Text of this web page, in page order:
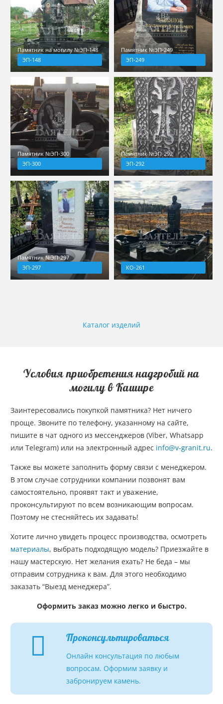
Памятник на могилу №ЭП-148
ЭП-148
Памятник №ЭП-249
ЭП-249
Памятник №ЭП-300
ЭП-300
Памятник №ЭП-292
ЭП-292
Памятник №ЭП-297
ЭП-297
КО-261
Каталог изделий
Условия приобретения надгробий на
могилу в Кашире
Заинтересовались покупкой памятника? Нет ничего
проще. Звоните по телефону, указанному на сайте,
пишите в чат одного из мессенджеров (Viber, Whatsapp
или Telegram) или на электронный адрес info@v-granit.ru.
Также вы можете заполнить форму связи с менеджером.
В этом случае сотрудники компании позвонят вам
самостоятельно, проявят такт и уважение,
проконсультируют по всем возникающим вопросам.
Поэтому не стесняйтесь их задавать!
Хотите лично увидеть процесс производства, осмотреть
материалы, выбрать подходящую модель? Приезжайте в
нашу мастерскую. Нет желания ехать? Не беда – мы
отправим сотрудника к вам. Для этого необходимо
заказать “Выезд менеджера”.
Оформить заказ можно легко и быстро.
Проконсультироваться
Онлайн консультация по любым
вопросам. Оформим заявку и
забронируем камень.